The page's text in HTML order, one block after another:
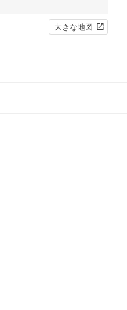
大きな地図